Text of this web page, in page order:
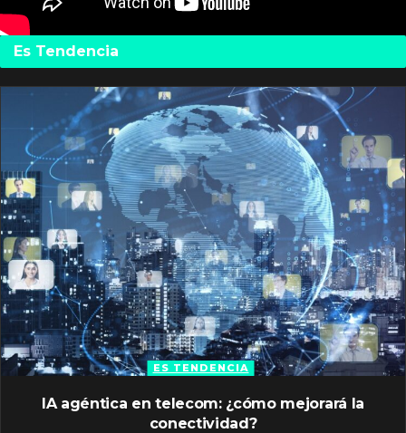
Es Tendencia
ES TENDENCIA
IA agéntica en telecom: ¿cómo mejorará la
conectividad?